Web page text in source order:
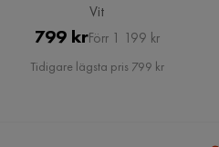
Vit
Pris
799 kr Original
Pris
Förr 1 199 kr
Tidigare lägsta pris 799 kr